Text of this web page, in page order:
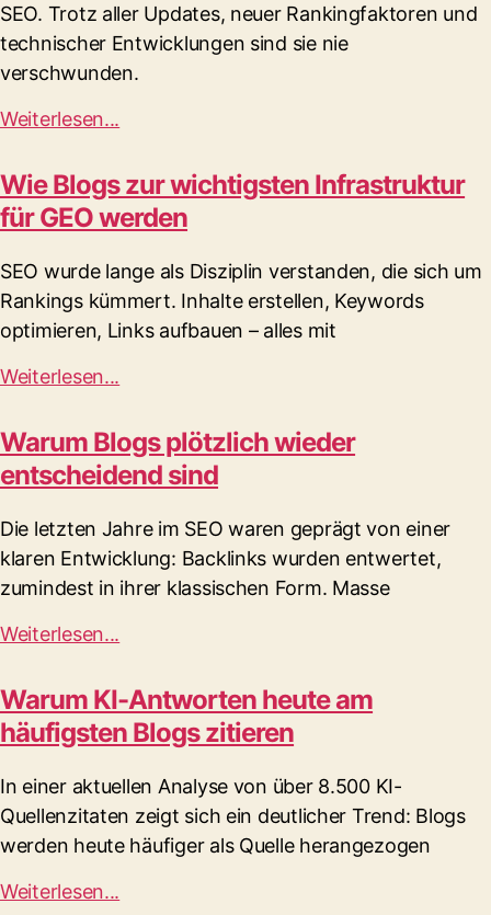
SEO. Trotz aller Updates, neuer Rankingfaktoren und
technischer Entwicklungen sind sie nie
verschwunden.
Weiterlesen...
Wie Blogs zur wichtigsten Infrastruktur
für GEO werden
SEO wurde lange als Disziplin verstanden, die sich um
Rankings kümmert. Inhalte erstellen, Keywords
optimieren, Links aufbauen – alles mit
Weiterlesen...
Warum Blogs plötzlich wieder
entscheidend sind
Die letzten Jahre im SEO waren geprägt von einer
klaren Entwicklung: Backlinks wurden entwertet,
zumindest in ihrer klassischen Form. Masse
Weiterlesen...
Warum KI-Antworten heute am
häufigsten Blogs zitieren
In einer aktuellen Analyse von über 8.500 KI-
Quellenzitaten zeigt sich ein deutlicher Trend: Blogs
werden heute häufiger als Quelle herangezogen
Weiterlesen...